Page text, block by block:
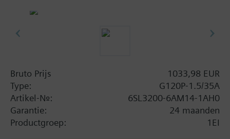
Aanvullende informatie
Bruto Prijs
1033,98 EUR
Type:
G120P-1.5/35A
Artikel-Nr.:
6SL3200-6AM14-1AH0
Garantie:
24 maanden
Productgroep:
1EI